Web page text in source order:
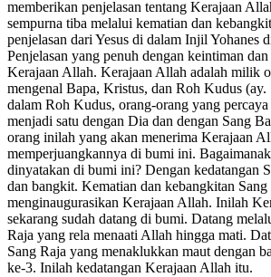
memberikan penjelasan tentang Kerajaan
sempurna tiba melalui kematian dan
penjelasan dari Yesus di dalam Injil Yohanes
Penjelasan yang penuh dengan keintiman
Kerajaan Allah. Kerajaan Allah adalah milik
mengenal Bapa, Kristus, dan Roh Kudus
dalam Roh Kudus, orang-orang yang
menjadi satu dengan Dia dan dengan Sang
orang inilah yang akan menerima Kerajaan
memperjuangkannya di bumi ini.
dinyatakan di bumi ini? Dengan kedatangan
dan bangkit. Kematian dan kebangkitan Sang
menginaugurasikan Kerajaan Allah. Inilah
sekarang sudah datang di bumi. Datang
Raja yang rela menaati Allah hingga mati.
Sang Raja yang menaklukkan maut dengan
ke-3. Inilah kedatangan Kerajaan Allah itu.